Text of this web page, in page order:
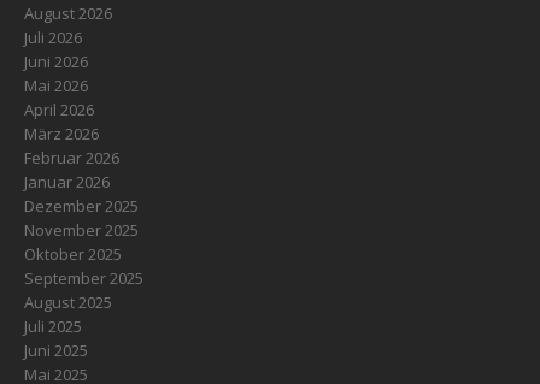
August 2026
Juli 2026
Juni 2026
Mai 2026
April 2026
März 2026
Februar 2026
Januar 2026
Dezember 2025
November 2025
Oktober 2025
September 2025
August 2025
Juli 2025
Juni 2025
Mai 2025